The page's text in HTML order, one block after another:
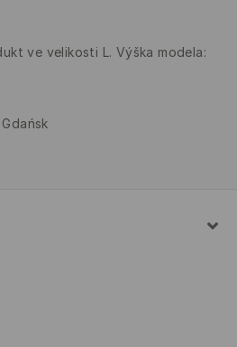
ve velikosti L. Výška modela: